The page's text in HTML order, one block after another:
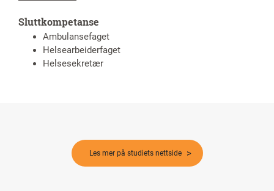
Sluttkompetanse
Ambulansefaget
Helsearbeiderfaget
Helsesekretær
Les mer på studiets nettside